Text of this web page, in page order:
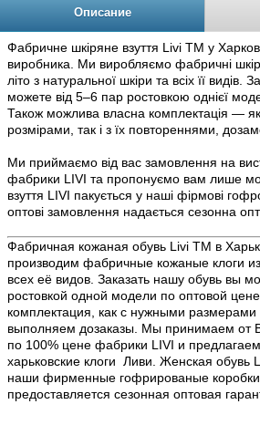
Описание
Фабричне шкіряне взуття Livi TM у
виробника. Ми виробляємо фабричні
літо з натуральної шкіри та всіх її видів.
можете від 5–6 пар ростовкою однієї
Також можлива власна комплектація —
розмірами, так і з їх повтореннями,
Ми приймаємо від вас замовлення на
фабрики LIVI та пропонуємо вам лише
взуття LIVI пакується у наші фірмові
оптові замовлення надається сезонна
Фабричная кожаная обувь Livi TM в
производим фабричные кожаные клоги
всех её видов. Заказать нашу обувь вы
ростовкой одной модели по оптовой
комплектация, как с нужными размерами
выполняем дозаказы. Мы принимаем от
по 100% цене фабрики LIVI и
харьковские клоги Ливи. Женская обувь
наши фирменные гофрированые
предоставляется сезонная оптовая